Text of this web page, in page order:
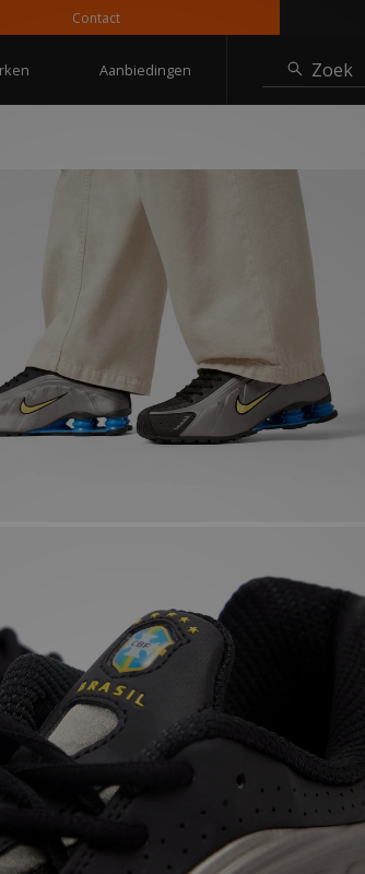
Contact
Aanbiedingen Zoek